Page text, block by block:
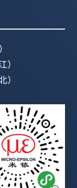
）
）